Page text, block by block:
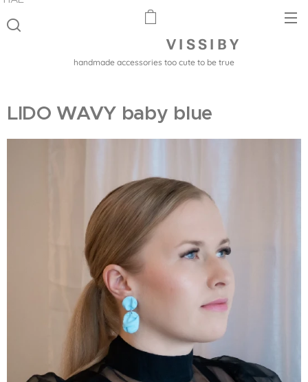
V I S S I B Y
handmade accessories too cute to be true
LIDO WAVY baby blue